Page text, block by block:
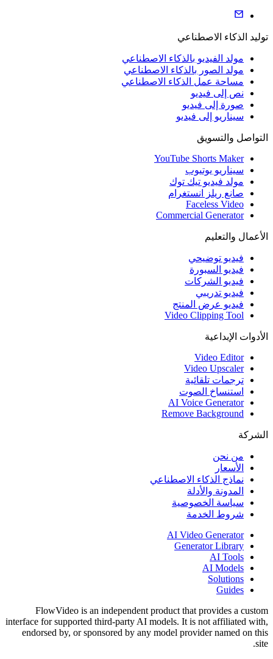
توليد الذكاء الاصطناعي
مولد الفيديو بالذكاء الاصطناعي
مولد الصور بالذكاء الاصطناعي
مساحة عمل الذكاء الاصطناعي
نص إلى فيديو
صورة إلى فيديو
سيناريو إلى فيديو
التواصل والتسويق
YouTube Shorts Maker
سيناريو يوتيوب
مولد فيديو تيك توك
صانع ريلز انستغرام
Faceless Video
Commercial Generator
الأعمال والتعليم
فيديو توضيحي
فيديو السبورة
فيديو الشركات
فيديو تدريبي
فيديو عرض المنتج
Video Clipping Tool
الأدوات الإبداعية
Video Editor
Video Upscaler
ترجمات تلقائية
استنساخ الصوت
AI Voice Generator
Remove Background
الشركة
من نحن
الأسعار
نماذج الذكاء الاصطناعي
المدونة والأدلة
سياسة الخصوصية
شروط الخدمة
AI Video Generator
Generator Library
AI Tools
AI Models
Solutions
Guides
FlowVideo is an independent product that provides a custom
interface for supported third-party AI models. It is not affiliated with,
endorsed by, or sponsored by any model provider named on this
site.